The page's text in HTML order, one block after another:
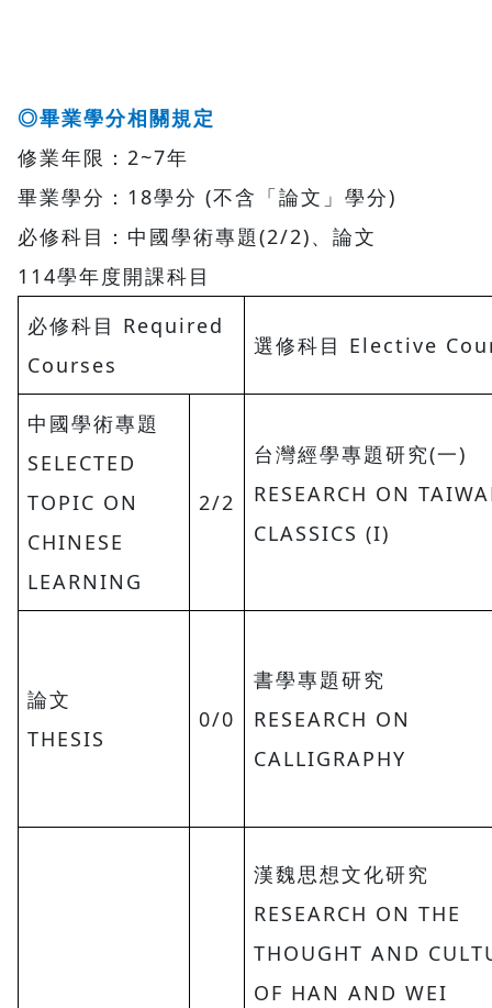
◎畢業學分相關規定
修業年限：2~7年
畢業學分：18學分 (不含「論文」學分)
必修科目：中國學術專題(2/2)、論文
114學年度開課科目
必修科目 Required
Courses
選修科目 Elective
中國學術專題
SELECTED
TOPIC ON
CHINESE
LEARNING
2/2
台灣經學專題研究(一)
RESEARCH ON
CLASSICS (I)
論文
THESIS
0/0
書學專題研究
RESEARCH ON
CALLIGRAPHY
漢魏思想文化研究
RESEARCH ON THE
THOUGHT AND
OF HAN AND WEI